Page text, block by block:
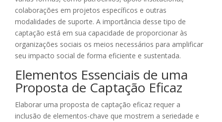
colaborações em projetos específicos e outras
modalidades de suporte. A importância desse tipo de
captação está em sua capacidade de proporcionar às
organizações sociais os meios necessários para amplificar
seu impacto social de forma eficiente e sustentada.
Elementos Essenciais de uma
Proposta de Captação Eficaz
Elaborar uma proposta de captação eficaz requer a
inclusão de elementos-chave que mostrem a seriedade e